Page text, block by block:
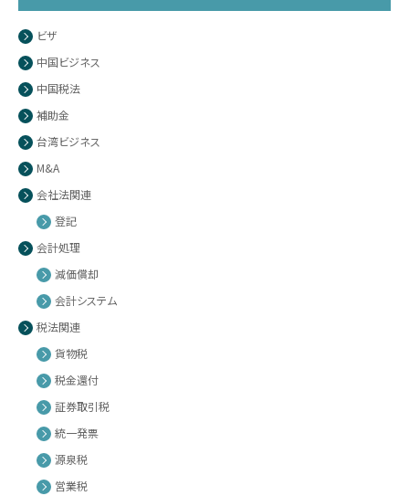
ビザ
中国ビジネス
中国税法
補助金
台湾ビジネス
M&A
会社法関連
登記
会計処理
減価償却
会計システム
税法関連
貨物税
税金還付
証券取引税
統一発票
源泉税
営業税